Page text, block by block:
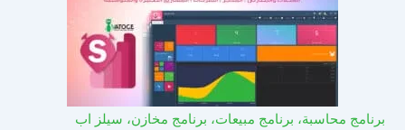
برنامج محاسبة، برنامج مبيعات، برنامج مخازن، سيلز اب